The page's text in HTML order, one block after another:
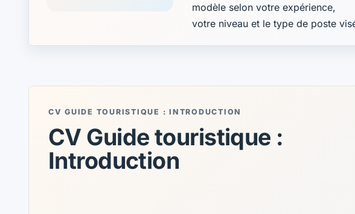
modèle selon votre expérience,
votre niveau et le type de poste
CV GUIDE TOURISTIQUE : INTRODUCTION
CV Guide touristique :
Introduction